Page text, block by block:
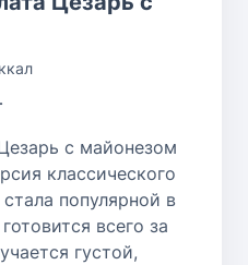
с майонезом
классического
популярной в
всего за
густой,